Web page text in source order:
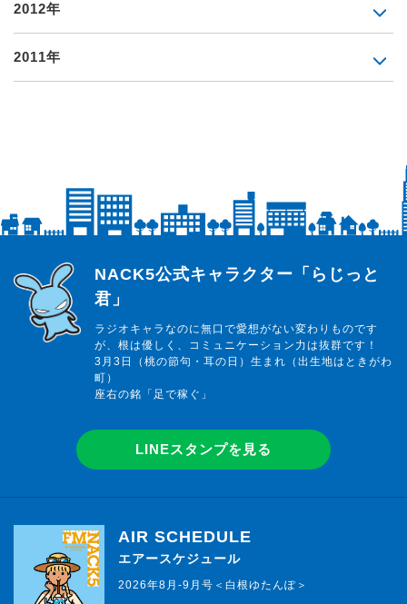
2012年
2011年
らじっと君
NACK5公式キャラクター「らじっと
君」
ラジオキャラなのに無口で愛想がない変わりものです
が、根は優しく、コミュニケーション力は抜群です！
3月3日（桃の節句・耳の日）生まれ（出生地はときがわ
町）
座右の銘「足で稼ぐ」
LINEスタンプを見る
AIR SCHEDULE
エアースケジュール
2026年8月-9月号＜白根ゆたんぽ＞